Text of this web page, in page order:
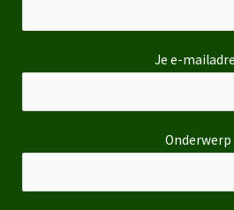
Je e-
Onderwerp